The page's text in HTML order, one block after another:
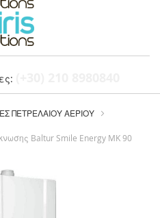
ΠΕΤΡΕΛΑΙΟΥ ΑΕΡΙΟΥ
Baltur Smile Energy MK 90